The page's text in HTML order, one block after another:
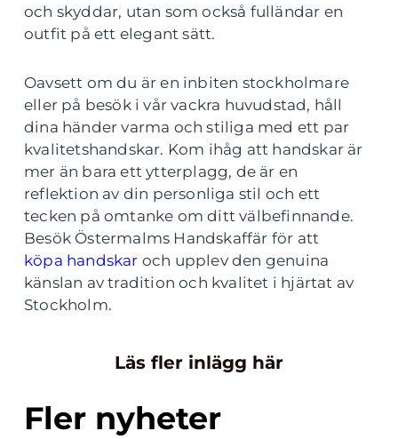
och skyddar, utan som också fulländar en
outfit på ett elegant sätt.
Oavsett om du är en inbiten stockholmare
eller på besök i vår vackra huvudstad, håll
dina händer varma och stiliga med ett par
kvalitetshandskar. Kom ihåg att handskar är
mer än bara ett ytterplagg, de är en
reflektion av din personliga stil och ett
tecken på omtanke om ditt välbefinnande.
Besök Östermalms Handskaffär för att
köpa handskar och upplev den genuina
känslan av tradition och kvalitet i hjärtat av
Stockholm.
Läs fler inlägg här
Fler nyheter